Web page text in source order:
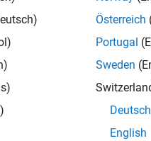
Österreich
Portugal
Sweden
Deutsch
English